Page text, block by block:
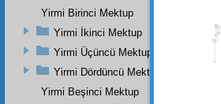
Yirmi Birinci Mektup
Yirmi İkinci Mektup
Yirmi Üçüncü Mektup
Yirmi Dördüncü Mektup
Yirmi Beşinci Mektup